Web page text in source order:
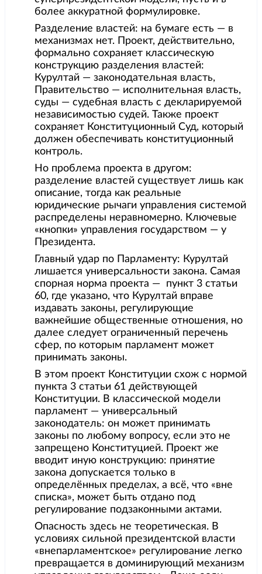
более аккуратной формулировке.
Разделение властей: на бумаге есть — в
механизмах нет. Проект, действительно,
формально сохраняет классическую
конструкцию разделения властей:
Курултай — законодательная власть,
Правительство — исполнительная власть,
суды — судебная власть с декларируемой
независимостью судей. Также проект
сохраняет Конституционный Суд, который
должен обеспечивать конституционный
контроль.
Но проблема проекта в другом:
разделение властей существует лишь как
описание, тогда как реальные
юридические рычаги управления системой
распределены неравномерно. Ключевые
«кнопки» управления государством — у
Президента.
Главный удар по Парламенту: Курултай
лишается универсальности закона. Самая
спорная норма проекта — пункт 3 статьи
60, где указано, что Курултай вправе
издавать законы, регулирующие
важнейшие общественные отношения, но
далее следует ограниченный перечень
сфер, по которым парламент может
принимать законы.
В этом проект Конституции схож с нормой
пункта 3 статьи 61 действующей
Конституции. В классической модели
парламент — универсальный
законодатель: он может принимать
законы по любому вопросу, если это не
запрещено Конституцией. Проект же
вводит иную конструкцию: принятие
закона допускается только в
определённых пределах, а всё, что «вне
списка», может быть отдано под
регулирование подзаконными актами.
Опасность здесь не теоретическая. В
условиях сильной президентской власти
«внепарламентское» регулирование легко
превращается в доминирующий механизм